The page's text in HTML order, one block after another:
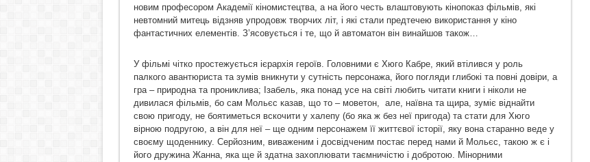
новим професором Академії кіномистецтва, а на його честь влаштовують кінопоказ фільмів, які
невтомний митець відзняв упродовж творчих літ, і які стали предтечею використання у кіно
фантастичних елементів. З’ясовується і те, що й автоматон він винайшов також…
У фільмі чітко простежується ієрархія героїв. Головними є Хюго Кабре, який втілився у роль
палкого авантюриста та зумів вникнути у сутність персонажа, його погляди глибокі та повні довіри, а
гра – природна та прониклива; Ізабель, яка понад усе на світі любить читати книги і ніколи не
дивилася фільмів, бо сам Мольєс казав, що то – моветон, але, наївна та щира, зуміє віднайти
свою пригоду, не боятиметься вскочити у халепу (бо яка ж без неї пригода) та стати для Хюго
вірною подругою, а він для неї – ще одним персонажем її життєвої історії, яку вона старанно веде у
своєму щоденнику. Серйозним, виваженим і досвідченим постає перед нами й Мольєс, такою ж є і
його дружина Жанна, яка ще й здатна захоплювати таємничістю і добротою. Мінорними